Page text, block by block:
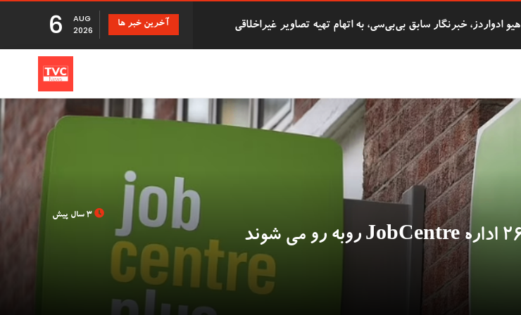
6
AUG
2026
آخرین خبر ها دزد سریالی که با درخواست بازپرداخت اقلام دزدیده شده 500,000
دفاع ریچل ریوز از حذف پرداخت‌های سوخت زمستانی
التحصیلی در همان روز با پسرش را گرفت.
بریتانیا را دارد دستگیری هشت فعال 'Just Stop Oil' در فرودگاه گاتویک پس از
3 سال پیش